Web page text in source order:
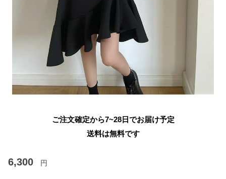
ご注文確定から7~28日でお届け予定
送料は無料です
6,300 円